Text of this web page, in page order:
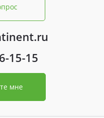
15-15
мне